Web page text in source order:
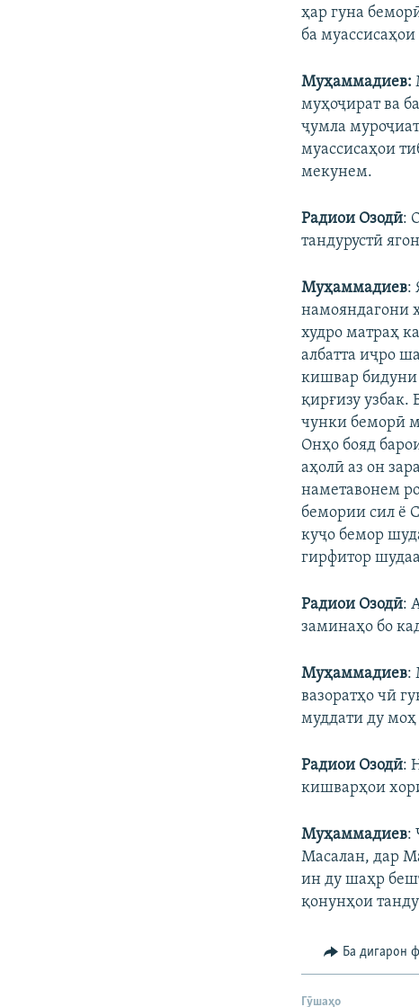
ҳар гуна
ба
Муҳаммадиев:
муҳоҷират ва
ҷумла
муассисаҳои
мекунем.
Радиои Озодӣ:
тандурустӣ
Муҳаммадиев:
намояндагони
худро матраҳ
албатта иҷро
кишвар бидуни
қирғизу
чунки беморӣ
Онҳо бояд
аҳолӣ аз он
наметавонем
бемории сил ё
куҷо бемор
гирфитор
Радиои Озодӣ:
заминаҳо бо
Муҳаммадиев:
вазоратҳо чӣ
муддати ду
Радиои Озодӣ:
кишварҳои
Муҳаммадиев:
Масалан, дар
ин ду шаҳр
қонунҳои
Ба дигарон
Гӯшаҳо